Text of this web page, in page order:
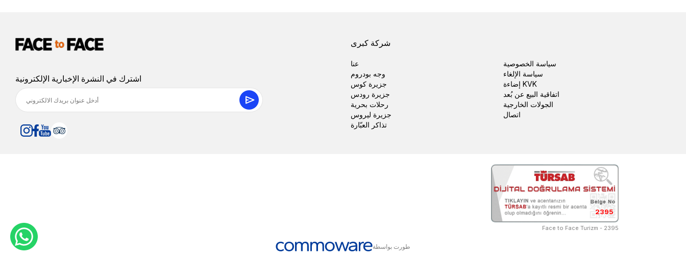
اشترك في النشرة الإخبارية الإلكترونية
شركة كبرى
عنا
سياسة الخصوصية
وجه بودروم
سياسة الإلغاء
جزيرة كوس
إضاءة KVK
جزيرة رودس
اتفاقية البيع عن بُعد
رحلات بحرية
الجولات الخارجية
جزيرة ليروس
اتصال
تذاكر العبّارة
2395
Face to Face Turizm - 2395
طورت بواسطة